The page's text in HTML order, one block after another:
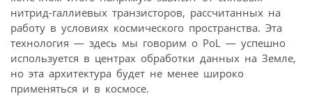
нитрид-галлиевых транзисторов, рассчитанных на
работу в условиях космического пространства. Эта
технология — здесь мы говорим о PoL — успешно
используется в центрах обработки данных на Земле,
но эта архитектура будет не менее широко
применяться и в космосе.